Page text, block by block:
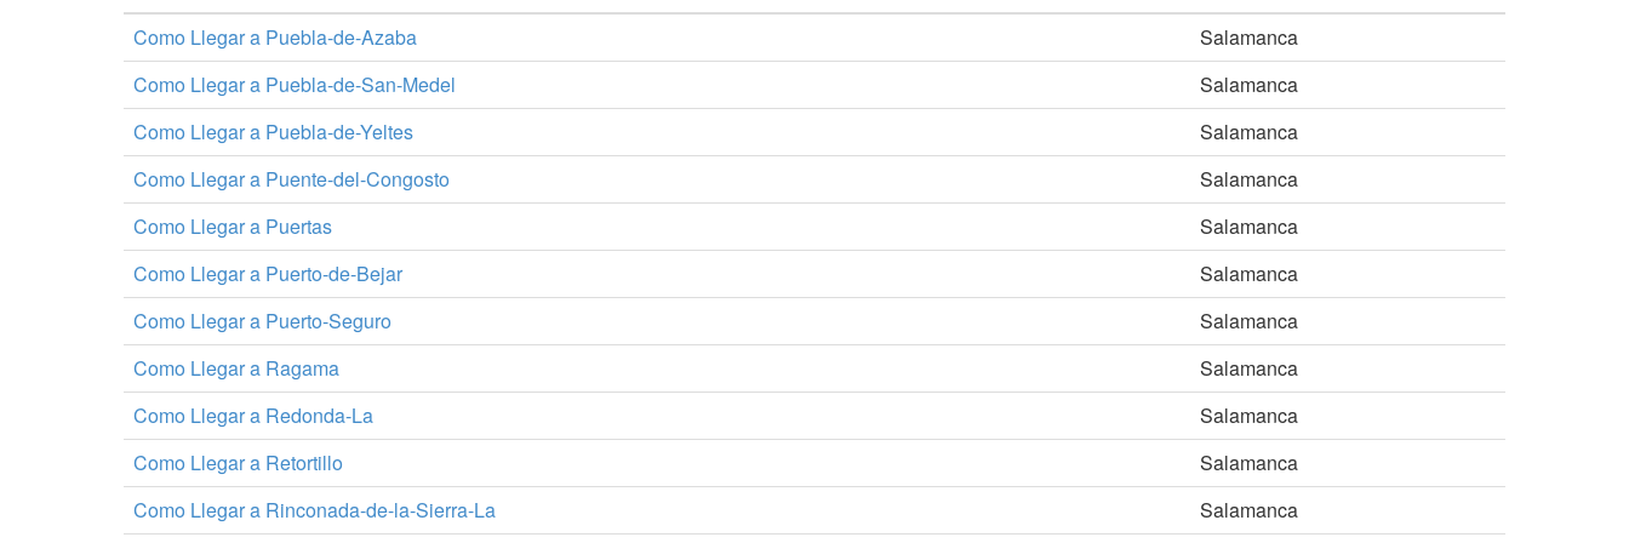
Como Llegar a Puebla-de-Azaba
Salamanca
Como Llegar a Puebla-de-San-Medel
Salamanca
Como Llegar a Puebla-de-Yeltes
Salamanca
Como Llegar a Puente-del-Congosto
Salamanca
Como Llegar a Puertas
Salamanca
Como Llegar a Puerto-de-Bejar
Salamanca
Como Llegar a Puerto-Seguro
Salamanca
Como Llegar a Ragama
Salamanca
Como Llegar a Redonda-La
Salamanca
Como Llegar a Retortillo
Salamanca
Como Llegar a Rinconada-de-la-Sierra-La
Salamanca